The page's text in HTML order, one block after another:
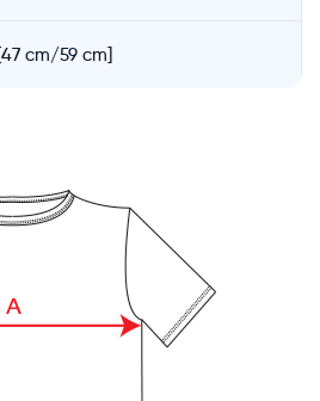
[47 cm/59 cm]